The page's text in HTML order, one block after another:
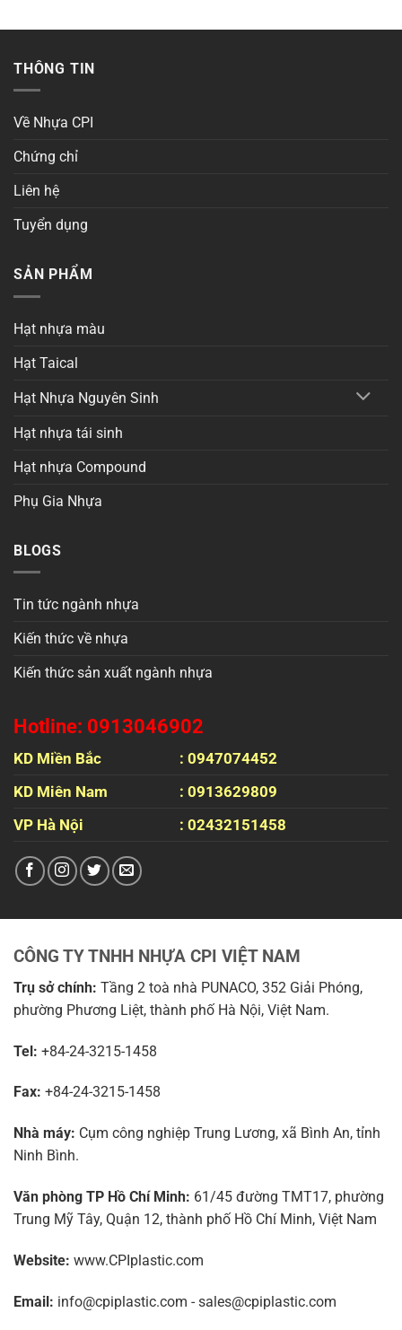
THÔNG TIN
Về Nhựa CPI
Chứng chỉ
Liên hệ
Tuyển dụng
SẢN PHẨM
Hạt nhựa màu
Hạt Taical
Hạt Nhựa Nguyên Sinh
Hạt nhựa tái sinh
Hạt nhựa Compound
Phụ Gia Nhựa
BLOGS
Tin tức ngành nhựa
Kiến thức về nhựa
Kiến thức sản xuất ngành nhựa
Hotline: 0913046902
KD Miền Bắc
: 0947074452
KD Miên Nam
: 0913629809
VP Hà Nội
: 02432151458
CÔNG TY TNHH NHỰA CPI VIỆT NAM
Trụ sở chính: Tầng 2 toà nhà PUNACO, 352 Giải Phóng,
phường Phương Liệt, thành phố Hà Nội, Việt Nam.
Tel: +84-24-3215-1458
Fax: +84-24-3215-1458
Nhà máy: Cụm công nghiệp Trung Lương, xã Bình An, tỉnh
Ninh Bình.
Văn phòng TP Hồ Chí Minh: 61/45 đường TMT17, phường
Trung Mỹ Tây, Quận 12, thành phố Hồ Chí Minh, Việt Nam
Website: www.CPIplastic.com
Email: info@cpiplastic.com - sales@cpiplastic.com